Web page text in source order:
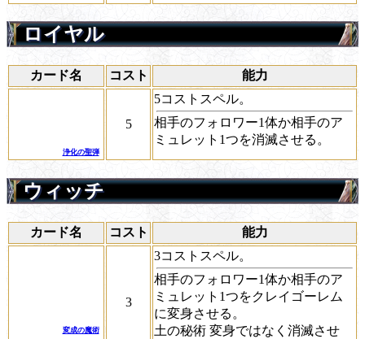
ロイヤル
カード名 コスト 能力
浄化の聖弾
5
5コストスペル。
相手のフォロワー1体か相手のア
ミュレット1つを消滅させる。
ウィッチ
カード名 コスト 能力
変成の魔術
3
3コストスペル。
相手のフォロワー1体か相手のア
ミュレット1つをクレイゴーレム
に変身させる。
土の秘術 変身ではなく消滅させ